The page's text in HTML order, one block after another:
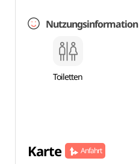
Nutzungsinformation
Toiletten
Karte Anfahrt